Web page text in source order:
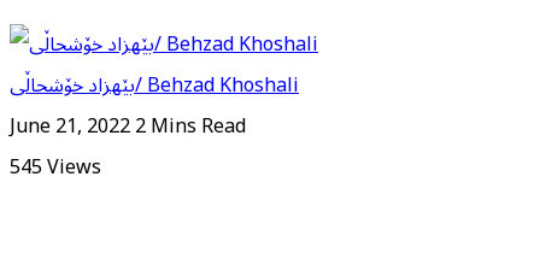
بێهزاد خۆشحاڵی/ Behzad Khoshali
June 21, 20222 Mins Read
545Views